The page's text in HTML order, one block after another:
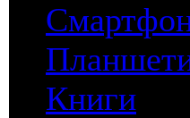
Книги